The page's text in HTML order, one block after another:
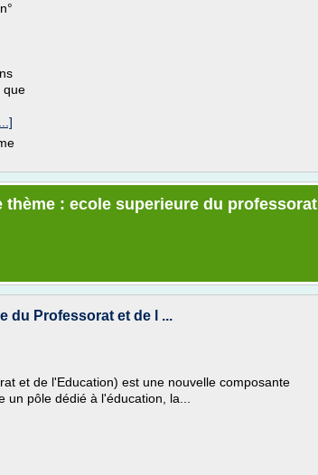
que
: ecole superieure du professorat
du Professorat et de l ...
et de l'Education) est une nouvelle composante
pôle dédié à l'éducation, la...